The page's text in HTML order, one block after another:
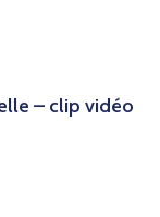
– clip vidéo